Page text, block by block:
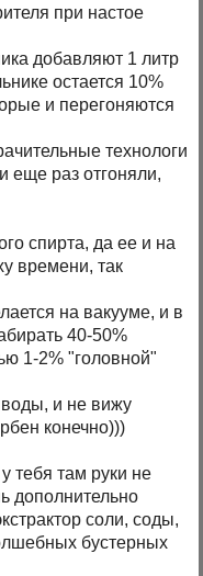
при настое
добавляют 1 литр
остается 10%
и перегоняются
технологи
еще раз отгоняли,
спирта, да ее и на
времени, так
на вакууме, и в
40-50%
1-2% "головной"
воды, и не вижу
конечно)))
тебя там руки не
дополнительно
соли, соды,
бустерных